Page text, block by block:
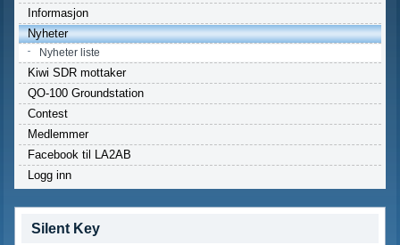
Informasjon
Nyheter
Nyheter liste
Kiwi SDR mottaker
QO-100 Groundstation
Contest
Medlemmer
Facebook til LA2AB
Logg inn
Silent Key